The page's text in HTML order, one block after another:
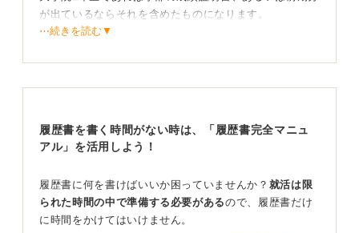
が出ているならそれを含めたものになります。
そのため、「次の成績が出てからの方が良いのではない
か」と悩んで提出を遅らせる必要はありません。
りも、今あるもので最善を尽くすスピード感が評価され
る場面が多々あります。
⋯続きを読む▼
履歴書を書く時間がない時は、「履歴書完全マニュ
アル」を活用しよう！
履歴書に何を書けばいいか困っていませんか？ 就活は限
られた時間の中で準備する必要があるので、履歴書だけ
に時間をかけてはいけません。